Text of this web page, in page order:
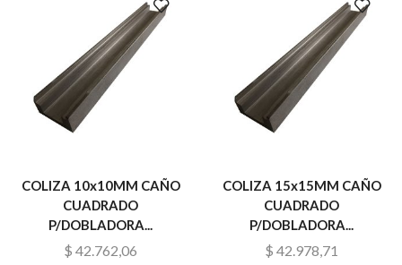
COLIZA 10x10MM CAÑO
CUADRADO
P/DOBLADORA...
$ 42.762,06
COLIZA 15x15MM CAÑO
CUADRADO
P/DOBLADORA...
$ 42.978,71